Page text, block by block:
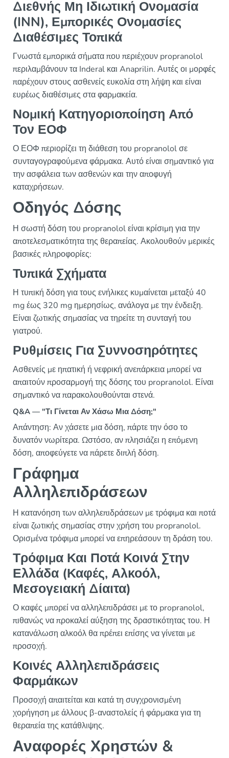
Διεθνής Μη Ιδιωτική Ονομασία
(INN), Εμπορικές Ονομασίες
Διαθέσιμες Τοπικά
Γνωστά εμπορικά σήματα που περιέχουν propranolol
περιλαμβάνουν τα Inderal και Anaprilin. Αυτές οι μορφές
παρέχουν στους ασθενείς ευκολία στη λήψη και είναι
ευρέως διαθέσιμες στα φαρμακεία.
Νομική Κατηγοριοποίηση Από
Τον ΕΟΦ
Ο ΕΟΦ περιορίζει τη διάθεση του propranolol σε
συνταγογραφούμενα φάρμακα. Αυτό είναι σημαντικό για
την ασφάλεια των ασθενών και την αποφυγή
καταχρήσεων.
Οδηγός Δόσης
Η σωστή δόση του propranolol είναι κρίσιμη για την
αποτελεσματικότητα της θεραπείας. Ακολουθούν μερικές
βασικές πληροφορίες:
Τυπικά Σχήματα
Η τυπική δόση για τους ενήλικες κυμαίνεται μεταξύ 40
mg έως 320 mg ημερησίως, ανάλογα με την ένδειξη.
Είναι ζωτικής σημασίας να τηρείτε τη συνταγή του
γιατρού.
Ρυθμίσεις Για Συννοσηρότητες
Ασθενείς με ηπατική ή νεφρική ανεπάρκεια μπορεί να
απαιτούν προσαρμογή της δόσης του propranolol. Είναι
σημαντικό να παρακολουθούνται στενά.
Q&A — "Τι Γίνεται Αν Χάσω Μια Δόση;"
Απάντηση: Αν χάσετε μια δόση, πάρτε την όσο το
δυνατόν νωρίτερα. Ωστόσο, αν πλησιάζει η επόμενη
δόση, αποφεύγετε να πάρετε διπλή δόση.
Γράφημα
Αλληλεπιδράσεων
Η κατανόηση των αλληλεπιδράσεων με τρόφιμα και ποτά
είναι ζωτικής σημασίας στην χρήση του propranolol.
Ορισμένα τρόφιμα μπορεί να επηρεάσουν τη δράση του.
Τρόφιμα Και Ποτά Κοινά Στην
Ελλάδα (Καφές, Αλκοόλ,
Μεσογειακή Δίαιτα)
Ο καφές μπορεί να αλληλεπιδράσει με το propranolol,
πιθανώς να προκαλεί αύξηση της δραστικότητας του. Η
κατανάλωση αλκοόλ θα πρέπει επίσης να γίνεται με
προσοχή.
Κοινές Αλληλεπιδράσεις
Φαρμάκων
Προσοχή απαιτείται και κατά τη συγχρονισμένη
χορήγηση με άλλους β-αναστολείς ή φάρμακα για τη
θεραπεία της κατάθλιψης.
Αναφορές Χρηστών &